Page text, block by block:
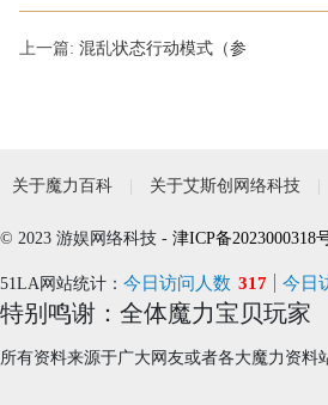
上一篇: 混乱状态行动模式（参
关于魔力百科 关于艾斯创网络科技
© 2023 游娱网络科技 - 津ICP备2023000318
51LA网站统计： 今日访问人数 317 今日
特别鸣谢：全体魔力宝贝玩家
所有资料来源于广大网友或者各大魔力资